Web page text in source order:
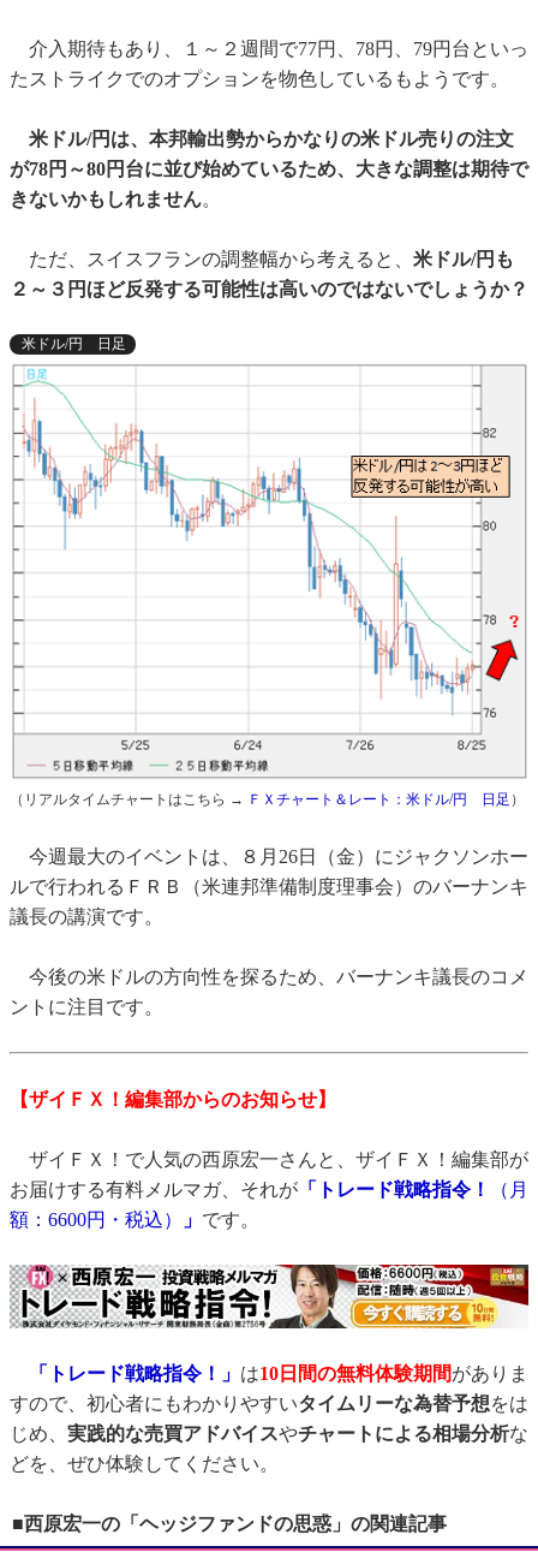
介入期待もあり、１～２週間で77円、78円、79円台といっ
たストライクでのオプションを物色しているもようです。
米ドル/円は、本邦輸出勢からかなりの米ドル売りの注文
が78円～80円台に並び始めているため、大きな調整は期待で
きないかもしれません。
ただ、スイスフランの調整幅から考えると、 米ドル/円も
２～３円ほど反発する可能性は高いのではないでしょうか？
米ドル/円 日足
（リアルタイムチャートはこちら → ＦＸチャート＆レート：米ドル/円 日足 ）
今週最大のイベントは、８月26日（金）にジャクソンホー
ルで行われるＦＲＢ（米連邦準備制度理事会）のバーナンキ
議長の講演です。
今後の米ドルの方向性を探るため、バーナンキ議長のコメ
ントに注目です。
【ザイＦＸ！編集部からのお知らせ】
ザイＦＸ！で人気の西原宏一さんと、ザイＦＸ！編集部が
お届けする有料メルマガ、それが 「トレード戦略指令！
（月
額：6600円・税込）
」 です。
「トレード戦略指令！」 は10日間の無料体験期間がありま
すので、初心者にもわかりやすいタイムリーな為替予想をは
じめ、 実践的な売買アドバイスやチャートによる相場分析な
どを、ぜひ体験してください。
■西原宏一の「ヘッジファンドの思惑」の関連記事